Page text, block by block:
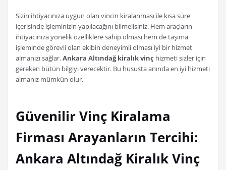
Sizin ihtiyacınıza uygun olan vincin kiralanması ile kısa süre
içerisinde işleminizin yapılacağını bilmelisiniz. Hem araçların
ihtiyacınıza yönelik özelliklere sahip olması hem de taşıma
işleminde görevli olan ekibin deneyimli olması iyi bir hizmet
almanızı sağlar.Ankara Altındağ kiralık vinç hizmeti sizler için
gereken bütün bilgiyi verecektir. Bu hususta anında en iyi hizmeti
almanız mümkün olur.
Güvenilir Vinç Kiralama
Firması Arayanların Tercihi:
Ankara Altındağ Kiralık Vinç